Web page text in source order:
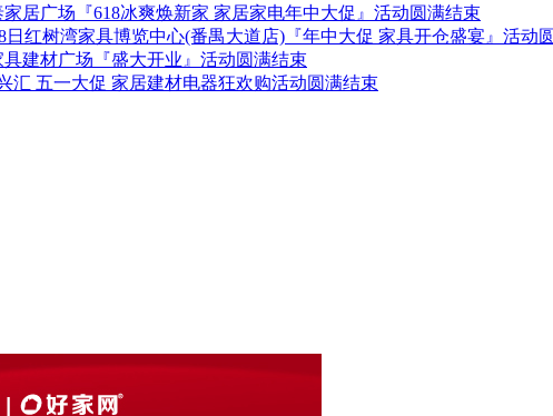
家居广场『618冰爽焕新家 家居家电年中大促』活动圆满结束
日红树湾家具博览中心(番禺大道店)『年中大促 家具开仓盛宴』活动
具建材广场『盛大开业』活动圆满结束
汇 五一大促 家居建材电器狂欢购活动圆满结束